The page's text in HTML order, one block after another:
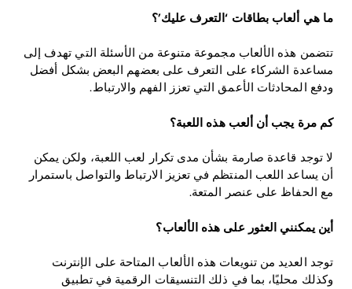
ما هي ألعاب بطاقات ‘التعرف عليك’؟
تتضمن هذه الألعاب مجموعة متنوعة من الأسئلة التي تهدف إلى
مساعدة الشركاء على التعرف على بعضهم البعض بشكل أفضل
ودفع المحادثات الأعمق التي تعزز الفهم والارتباط.
كم مرة يجب أن ألعب هذه اللعبة؟
لا توجد قاعدة صارمة بشأن مدى تكرار لعب اللعبة، ولكن يمكن
أن يساعد اللعب المنتظم في تعزيز الارتباط والتواصل باستمرار
مع الحفاظ على عنصر المتعة.
أين يمكنني العثور على هذه الألعاب؟
توجد العديد من تنويعات هذه الألعاب المتاحة على الإنترنت
وكذلك محليًا، بما في ذلك التنسيقات الرقمية في تطبيق